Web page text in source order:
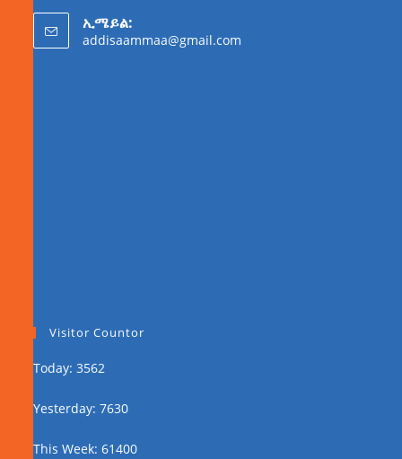
ኢሜይል:
addisaammaa@gmail.com
Visitor Countor
Today: 3562
Yesterday: 7630
This Week: 61400